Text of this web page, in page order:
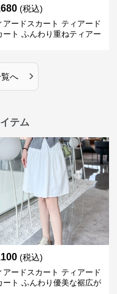
(税込)
アードスカート ティアード
ート ふんわり重ねティアー
へ ›
テム
(税込)
アードスカート ティアード
ート ふんわり優美な裾広が